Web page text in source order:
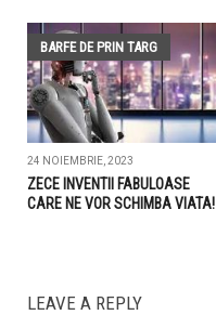
BARFE DE PRIN TARG
24 NOIEMBRIE, 2023
ZECE INVENTII FABULOASE
CARE NE VOR SCHIMBA VIATA!
LEAVE A REPLY